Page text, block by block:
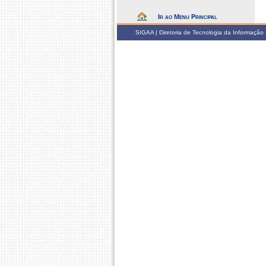
Ir ao Menu Principal
SIGAA | Diretoria de Tecnologia da